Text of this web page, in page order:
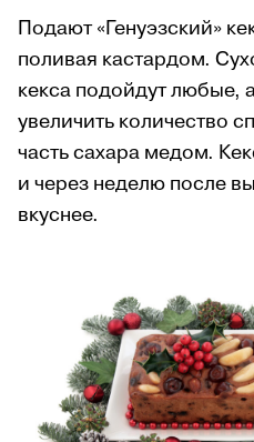
Подают «Генуэзский»
поливая кастардом.
кекса подойдут любые,
увеличить количество
часть сахара медом.
и через неделю после
вкуснее.